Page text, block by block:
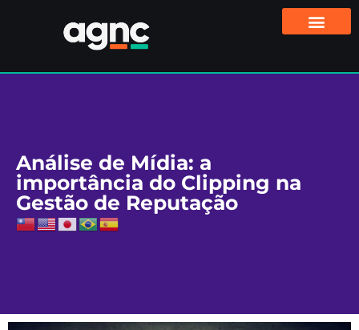
Análise de Mídia: a
importância do Clipping na
Gestão de Reputação